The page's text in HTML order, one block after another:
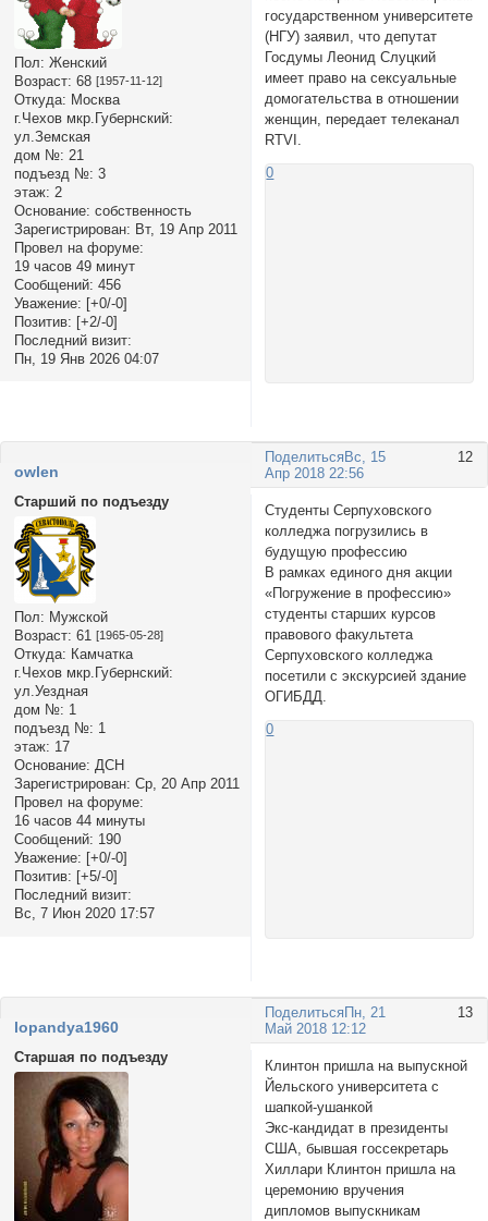
Пол: Женский
Возраст: 68 [1957-11-12]
Откуда: Москва
г.Чехов мкр.Губернский:
ул.Земская
дом №: 21
подъезд №: 3
этаж: 2
Основание: собственность
Зарегистрирован: Вт, 19 Апр 2011
Провел на форуме:
19 часов 49 минут
Сообщений: 456
Уважение: [+0/-0]
Позитив: [+2/-0]
Последний визит:
Пн, 19 Янв 2026 04:07
государственном университете
(НГУ) заявил, что депутат
Госдумы Леонид Слуцкий
имеет право на сексуальные
домогательства в отношении
женщин, передает телеканал
RTVI.
0
Поделиться 12
Вс, 15
Апр 2018 22:56
owlen
Старший по подъезду
Пол: Мужской
Возраст: 61 [1965-05-28]
Откуда: Камчатка
г.Чехов мкр.Губернский:
ул.Уездная
дом №: 1
подъезд №: 1
этаж: 17
Основание: ДСН
Зарегистрирован: Ср, 20 Апр 2011
Провел на форуме:
16 часов 44 минуты
Сообщений: 190
Уважение: [+0/-0]
Позитив: [+5/-0]
Последний визит:
Вс, 7 Июн 2020 17:57
Студенты Серпуховского
колледжа погрузились в
будущую профессию
В рамках единого дня акции
«Погружение в профессию»
студенты старших курсов
правового факультета
Серпуховского колледжа
посетили с экскурсией здание
ОГИБДД.
0
Поделиться 13
Пн, 21
Май 2018 12:12
lopandya1960
Старшая по подъезду
Клинтон пришла на выпускной
Йельского университета с
шапкой-ушанкой
Экс-кандидат в президенты
США, бывшая госсекретарь
Хиллари Клинтон пришла на
церемонию вручения
дипломов выпускникам